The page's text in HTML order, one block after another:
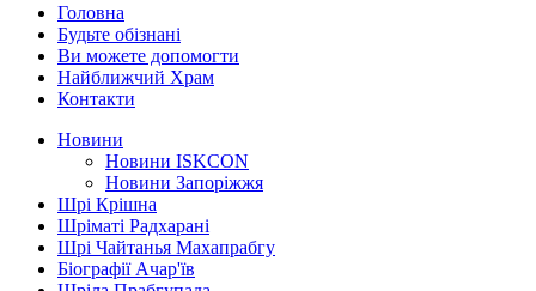
Головна
Будьте обізнані
Ви можете допомогти
Найближчий Храм
Контакти
Новини
Новини ISKCON
Новини Запоріжжя
Шрі Крішна
Шріматі Радхарані
Шрі Чайтанья Махапрабгу
Біографії Ачар'їв